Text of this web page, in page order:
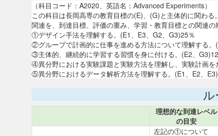
（科目コード：A2020、英語名：Advanced Experiments）
この科目は長岡高専の教育目標の(E)、(G)と主体的に関わ
関連を、到達目標、評価の重み、学習・教育目標との関連
①デザイン手法を理解する。(E1、E3、G2、G3)25％
②グループで計画的に仕事を進める方法について理解する。
③主体的、継続的に学習する習慣を身に付ける。(E2、
④異分野における実験課題と実験方法を理解し、実験計画
⑤異分野におけるデータ解析方法を理解する。(E1、E2、
理想的な到達レベル
の目安
左記の①について